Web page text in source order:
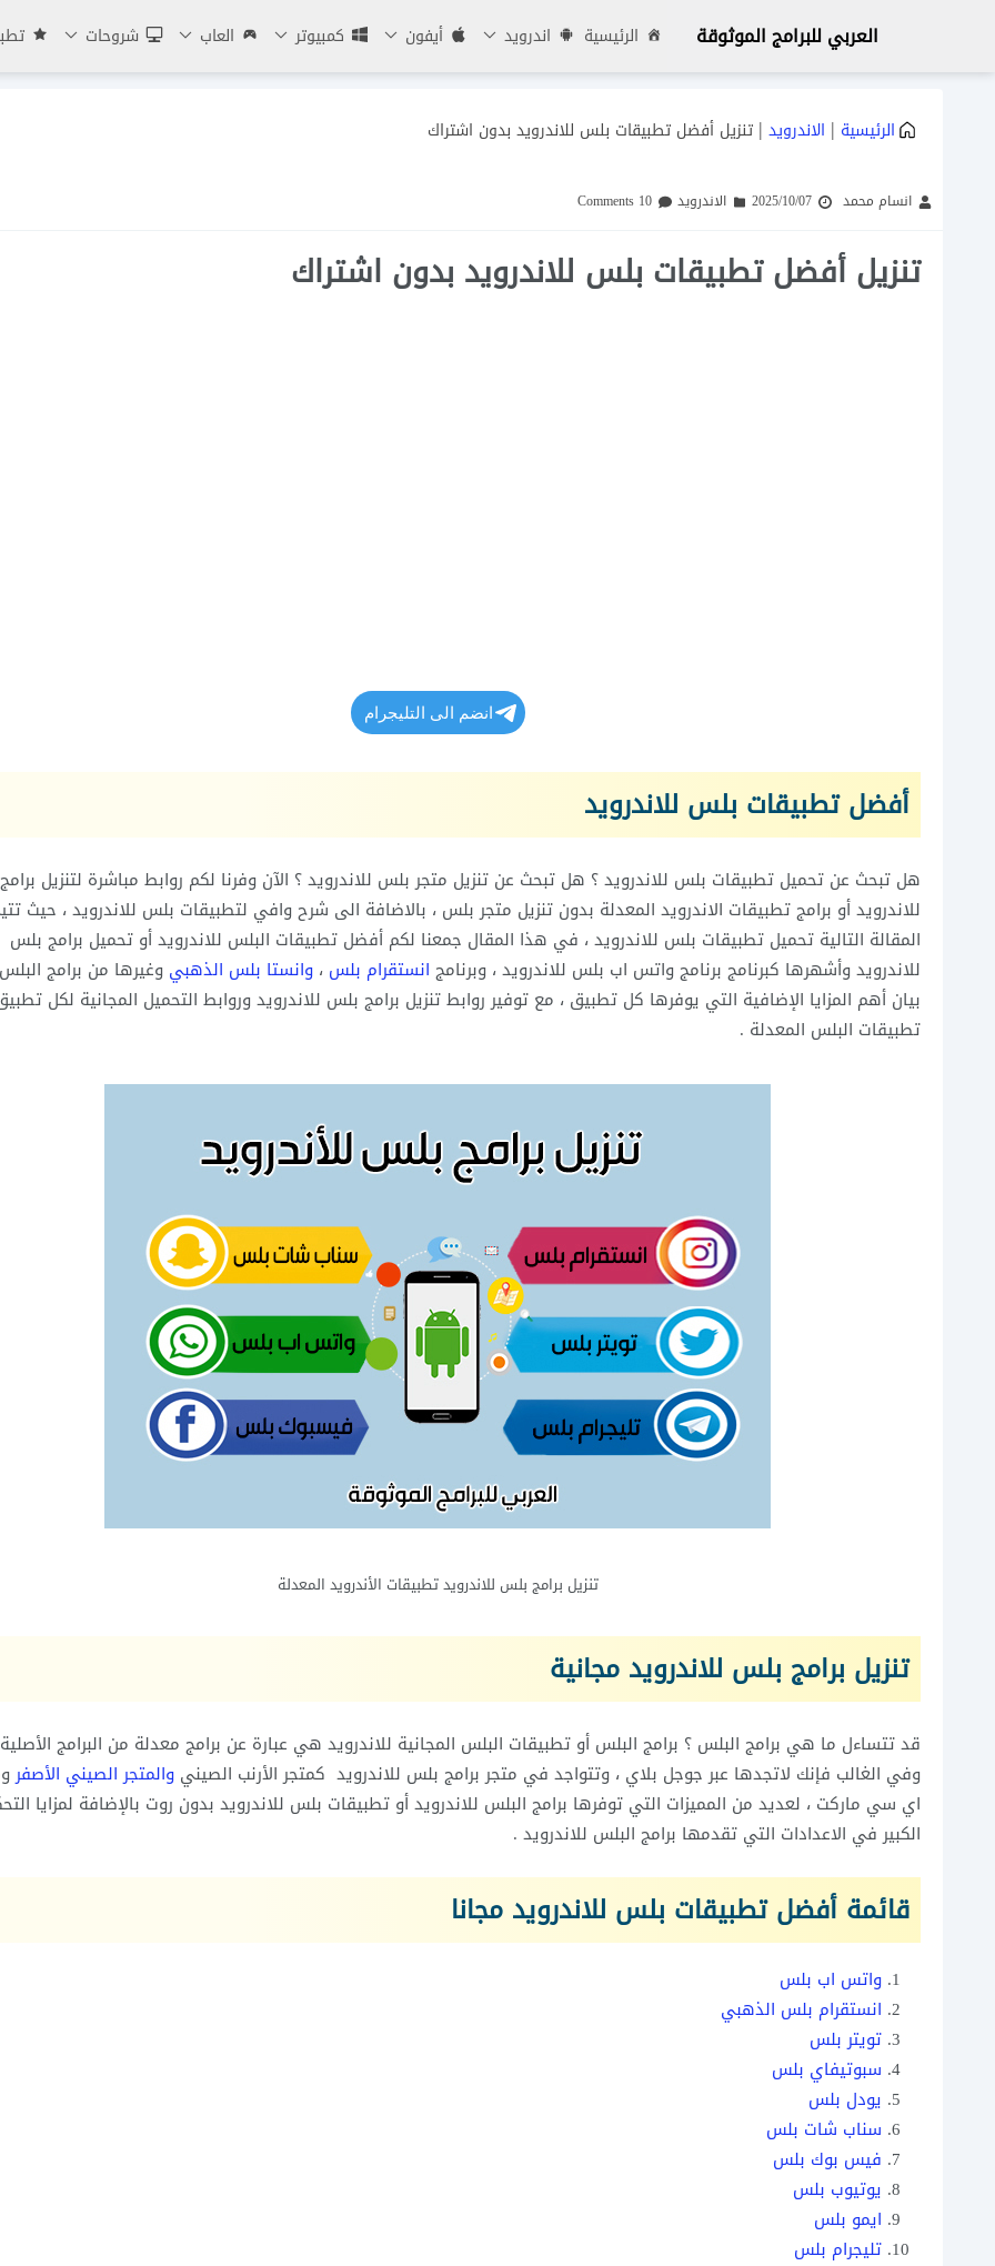
العربي للبرامج الموثوقة الرئيسية اندرويد أيفون كمبيوتر العاب شروحات
الرئيسية | الاندرويد | تنزيل أفضل تطبيقات بلس للاندرويد بدون اشتراك
انسام محمد 2025/10/07 الاندرويد 10 Comments
تنزيل أفضل تطبيقات بلس للاندرويد بدون اشتراك
انضم الى التليجرام
أفضل تطبيقات بلس للاندرويد
هل تبحث عن تحميل تطبيقات بلس للاندرويد ؟ هل تبحث عن تنزيل متجر بلس للاندرويد ؟ الآن وفرنا لكم روابط مباشرة لتنزيل
للاندرويد أو برامج تطبيقات الاندرويد المعدلة بدون تنزيل متجر بلس ، بالاضافة الى شرح وافي لتطبيقات بلس للاندرويد ، حيث
المقالة التالية تحميل تطبيقات بلس للاندرويد ، في هذا المقال جمعنا لكم أفضل تطبيقات البلس للاندرويد أو تحميل برامج بلس
للاندرويد وأشهرها كبرنامج برنامج واتس اب بلس للاندرويد ، وبرنامج انستقرام بلس ، وانستا بلس الذهبي وغيرها من برامج
بيان أهم المزايا الإضافية التي يوفرها كل تطبيق ، مع توفير روابط تنزيل برامج بلس للاندرويد وروابط التحميل المجانية لكل
تطبيقات البلس المعدلة .
تنزيل برامج بلس للاندرويد تطبيقات الأندرويد المعدلة
تنزيل برامج بلس للاندرويد مجانية
قد تتساءل ما هي برامج البلس ؟ برامج البلس أو تطبيقات البلس المجانية للاندرويد هي عبارة عن برامج معدلة من البرامج
وفي الغالب فإنك لاتجدها عبر جوجل بلاي ، وتتواجد في متجر برامج بلس للاندرويد كمتجر الأرنب الصيني والمتجر الصيني الأصفر
اي سي ماركت ، لعديد من المميزات التي توفرها برامج البلس للاندرويد أو تطبيقات بلس للاندرويد بدون روت بالإضافة لمزايا
الكبير في الاعدادات التي تقدمها برامج البلس للاندرويد .
قائمة أفضل تطبيقات بلس للاندرويد مجانا
واتس اب بلس
انستقرام بلس الذهبي
تويتر بلس
سبوتيفاي بلس
يودل بلس
سناب شات بلس
فيس بوك بلس
يوتيوب بلس
ايمو بلس
تليجرام بلس